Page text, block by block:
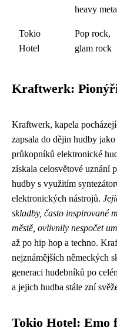
heavy
Tokio
Hotel
Pop rock,
glam rock
Kraftwerk:
Kraftwerk, kapela
zapsala do dějin hudby
průkopníků elektronické
získala celosvětové uznání
hudby s využitím
elektronických nástrojů.
skladby, často inspirované
městě, ovlivnily nespočet
až po hip hop a techno.
nejznámějších německých
generaci hudebníků po
a jejich hudba stále zní
Tokio Hotel: Emo